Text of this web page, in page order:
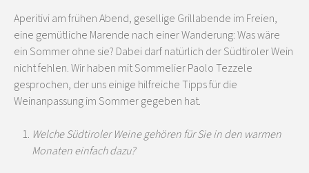
Aperitivi am frühen Abend, gesellige Grillabende im Freien,
eine gemütliche Marende nach einer Wanderung: Was wäre
ein Sommer ohne sie? Dabei darf natürlich der Südtiroler Wein
nicht fehlen. Wir haben mit Sommelier Paolo Tezzele
gesprochen, der uns einige hilfreiche Tipps für die
Weinanpassung im Sommer gegeben hat.
Welche Südtiroler Weine gehören für Sie in den warmen
Monaten einfach dazu?